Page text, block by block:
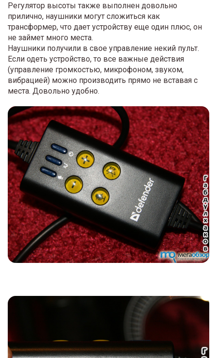
Регулятор высоты также выполнен довольно
прилично, наушники могут сложиться как
трансформер, что дает устройству еще один плюс, он
не займет много места.
Наушники получили в свое управление некий пульт.
Если одеть устройство, то все важные действия
(управление громкостью, микрофоном, звуком,
вибрацией) можно производить прямо не вставая с
места. Довольно удобно.